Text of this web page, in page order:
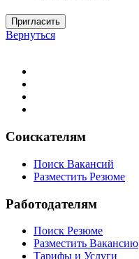
Пригласить
Вернуться
Соискателям
Поиск Вакансий
Разместить Резюме
Работодателям
Поиск Резюме
Разместить Вакансию
Тарифы и Услуги